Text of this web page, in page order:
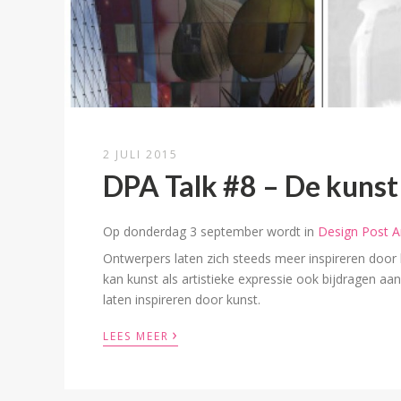
2 JULI 2015
DPA Talk #8 – De
Op donderdag 3 september wordt in Design Post
Ontwerpers laten zich steeds meer inspireren
kan kunst als artistieke expressie ook bijdragen
laten inspireren door kunst.
LEES MEER ›